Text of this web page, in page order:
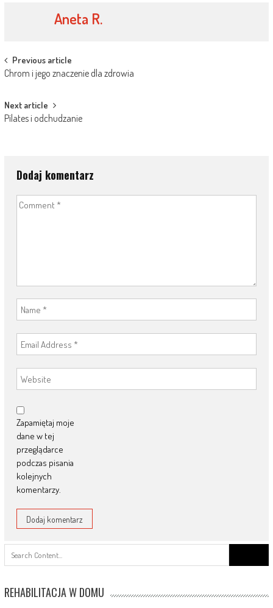
Aneta R.
Post
navigation
Previous article
Chrom i jego znaczenie dla zdrowia
Next article
Pilates i odchudzanie
Dodaj komentarz
Zapamiętaj moje
dane w tej
przeglądarce
podczas pisania
kolejnych
komentarzy.
for:
REHABILITACJA W DOMU